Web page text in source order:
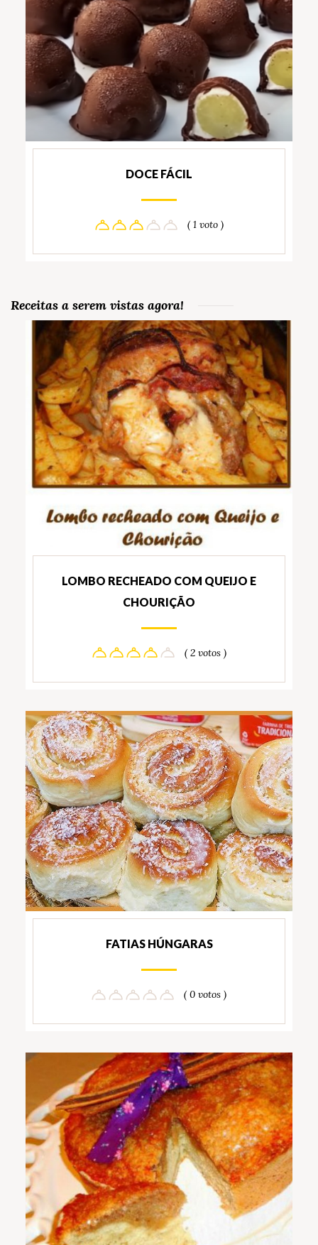
DOCE FÁCIL
( 1 voto )
Receitas a serem vistas agora!
LOMBO RECHEADO COM QUEIJO E
CHOURIÇÃO
( 2 votos )
FATIAS HÚNGARAS
( 0 votos )